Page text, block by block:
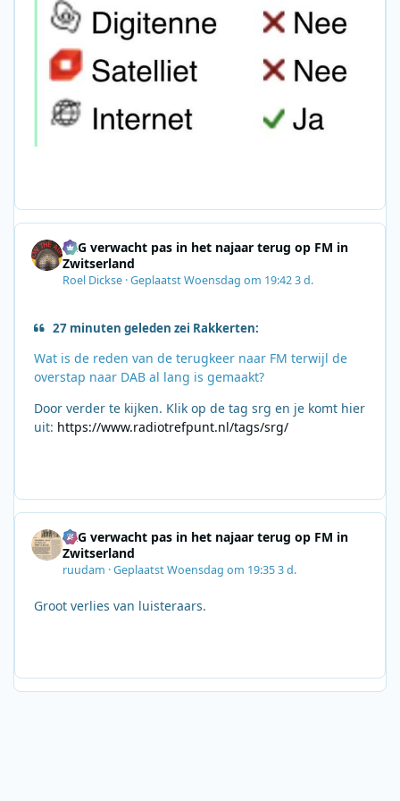
SRG verwacht pas in het najaar terug op FM in
Zwitserland
Roel Dickse ·GeplaatstWoensdag om 19:423 d.
27 minuten geleden zei Rakkerten:
Wat is de reden van de terugkeer naar FM terwijl de
overstap naar DAB al lang is gemaakt?
Door verder te kijken. Klik op de tag srg en je komt hier
uit: https://www.radiotrefpunt.nl/tags/srg/
SRG verwacht pas in het najaar terug op FM in
Zwitserland
ruudam ·GeplaatstWoensdag om 19:353 d.
Groot verlies van luisteraars.